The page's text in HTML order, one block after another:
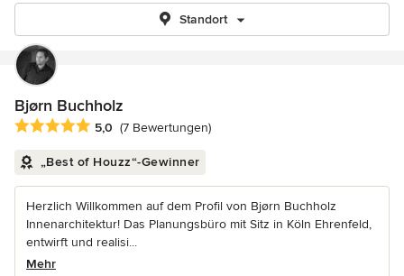
Standort
Bjørn Buchholz
Durchschnittliche Bewertung: 5 von 5 Sternen
5,0 (7 Bewertungen)
„Best of Houzz“-Gewinner
Herzlich Willkommen auf dem Profil von Bjørn Buchholz
Innenarchitektur! Das Planungsbüro mit Sitz in Köln Ehrenfeld,
entwirft und realisi...
Mehr